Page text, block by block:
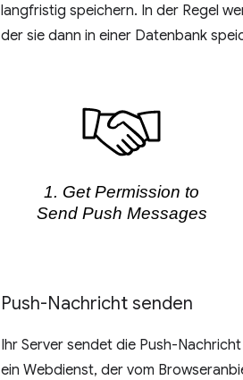
langfristig speichern. In der Regel
der sie dann in einer Datenbank
Push-Nachricht senden
Ihr Server sendet die Push-
ein Webdienst, der vom